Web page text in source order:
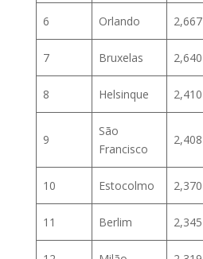
6 Orlando 2,667
7 Bruxelas 2,640
8 Helsinque 2,410
9
São
Francisco
2,408
10 Estocolmo 2,370
11 Berlim 2,345